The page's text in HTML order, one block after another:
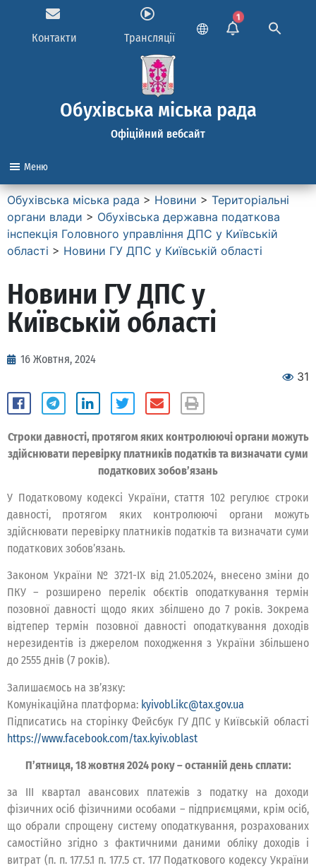
Контакти Трансляції
1
Обухівська міська рада
Офіційний вебсайт
Меню
Обухівська міська рада > Новини > Територіальні
органи влади > Обухівська державна податкова
інспекція Головного управління ДПС у Київській
області > Новини ГУ ДПС у Київській області
Новини ГУ ДПС у
Київській області
16 Жовтня, 2024
31
Строки давності, протягом яких контролюючі органи можуть
здійснювати перевірку платників податків та визначати суми
податкових зобов’язань
У Податковому кодексі України, стаття 102 регулює строки
давності, протягом яких контролюючі органи можуть
здійснювати перевірку платників податків та визначати суми
податкових зобов’язань.
Законом України № 3721-IX від 21.05.2024, внесено зміни до
ПКУ – розширено перелік обєктів оподаткування термін
позовної давності щодо яких збілшено до 7 років. Зокрема
відтепер термін позовної давності оподаткування доходів
нерезидентів із джерелом походження з України збільшено
до 2555 днів (7 років).
Залишаємось на зв’язку:
Комунікаційна платформа: kyivobl.ikc@tax.gov.ua
Підписатись на сторінку Фейсбук ГУ ДПС у Київській області
https://www.facebook.com/tax.kyiv.oblast
П’ятниця, 18 жовтня 2024 року – останній день сплати:
за ІІІ квартал авансових платежів з податку на доходи
фізичних осіб фізичними особами – підприємцями, крім осіб,
що обрали спрощену систему оподаткування, розрахованих
самостійно згідно з фактичними даними обліку доходів і
витрат (п. п. 177.5.1 п. 177.5 ст. 177 Податкового кодексу України